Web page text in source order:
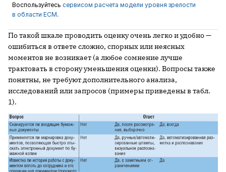
Воспользуйтесь сервисом расчета модели уровня зрелости
в области ECM.
По такой шкале проводить оценку очень легко и удобно —
ошибиться в ответе сложно, спорных или неясных
моментов не возникает (а любое сомнение лучше
трактовать в сторону уменьшения оценки). Вопросы также
понятны, не требуют дополнительного анализа,
исследований или запросов (примеры приведены в табл.
1).